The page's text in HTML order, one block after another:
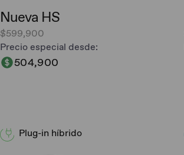
Nueva HS
$599,900
Precio especial desde:
504,900
Plug-in híbrido